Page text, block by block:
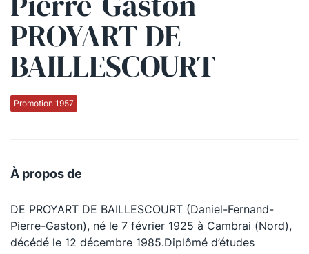
PROYART DE
BAILLESCOURT
Promotion 1957
À propos de
DE PROYART DE BAILLESCOURT (Daniel-Fernand-
Pierre-Gaston), né le 7 février 1925 à Cambrai (Nord),
décédé le 12 décembre 1985.Diplômé d’études
La Conférence
La Conférence de Renfort
La défense pénale
Les conférences
La Conférence Berryer